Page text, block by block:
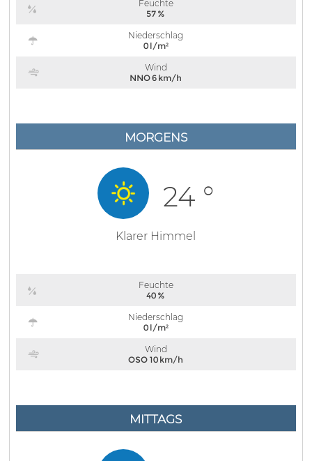
Feuchte
57 %
Niederschlag
0 l/m²
Wind
NNO 6 km/h
MORGENS
24 °
Klarer Himmel
Feuchte
40 %
Niederschlag
0 l/m²
Wind
OSO 10 km/h
MITTAGS